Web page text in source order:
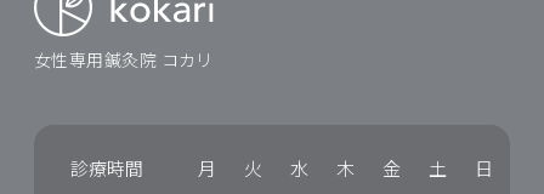
女性専用鍼灸院 コカリ
診療時間 月 火 水 木 金 土 日